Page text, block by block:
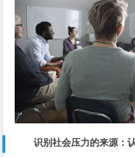
识别社会压力的来源：